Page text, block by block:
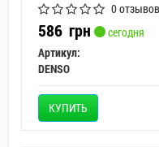
0 отзывов
586 грн
сегодня
Артикул:
DENSO
КУПИТЬ